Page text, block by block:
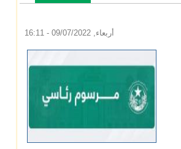
المزيدحول رقص
أربعاء, 09/07/2022 - 16:11